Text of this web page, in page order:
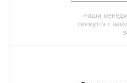
Наши
свяжутся с